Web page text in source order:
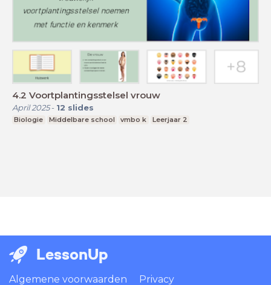
4.2 Voortplantingsstelsel vrouw
April 2025- 12 slides
Biologie Middelbare school vmbo k Leerjaar 2
LessonUp
Algemene voorwaarden Privacy